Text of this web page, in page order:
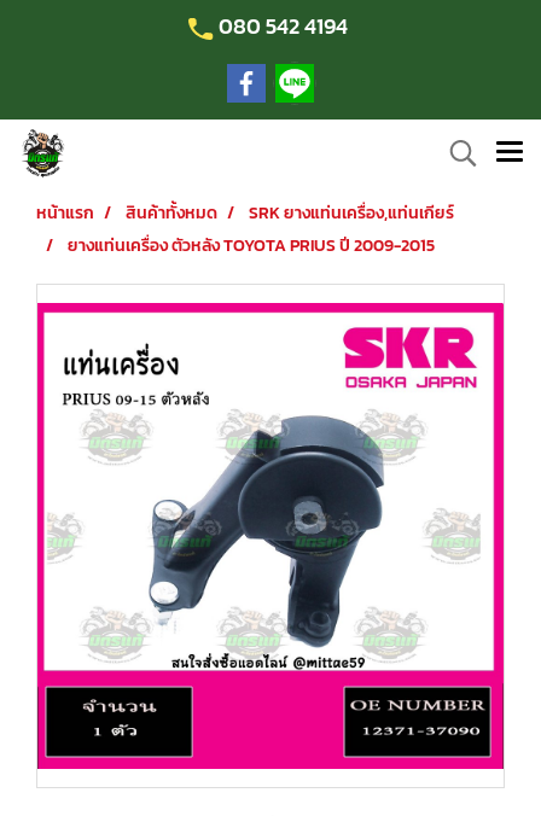
080 542 4194
หน้าแรก สินค้าทั้งหมด
SRK ยางแท่นเครื่อง,แท่นเกียร์
ยางแท่นเครื่อง ตัวหลัง TOYOTA PRIUS ปี 2009-2015